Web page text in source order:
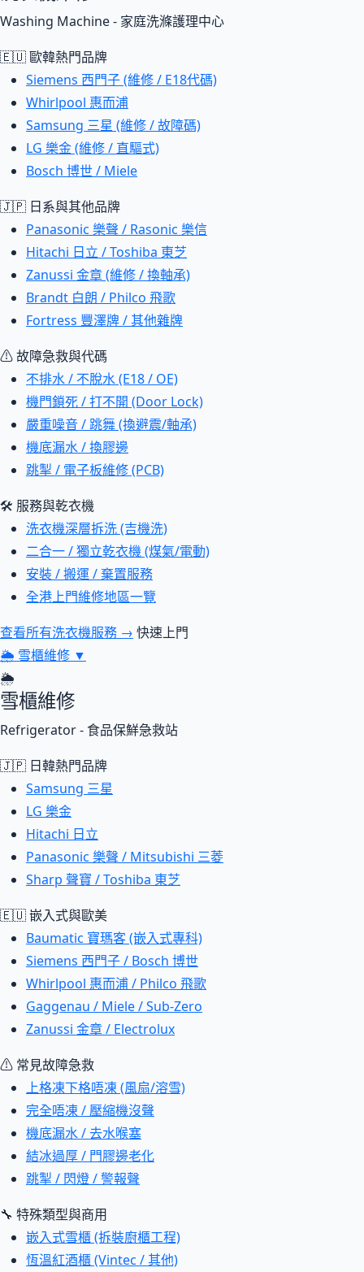
Washing Machine - 家庭洗滌護理中心
🇪🇺 歐韓熱門品牌
Siemens 西門子 (維修 / E18代碼)
Whirlpool 惠而浦
Samsung 三星 (維修 / 故障碼)
LG 樂金 (維修 / 直驅式)
Bosch 博世 / Miele
🇯🇵 日系與其他品牌
Panasonic 樂聲 / Rasonic 樂信
Hitachi 日立 / Toshiba 東芝
Zanussi 金章 (維修 / 換軸承)
Brandt 白朗 / Philco 飛歌
Fortress 豐澤牌 / 其他雜牌
⚠ 故障急救與代碼
不排水 / 不脫水 (E18 / OE)
機門鎖死 / 打不開 (Door Lock)
嚴重噪音 / 跳舞 (換避震/軸承)
機底漏水 / 換膠邊
跳掣 / 電子板維修 (PCB)
🛠 服務與乾衣機
洗衣機深層拆洗 (吉機洗)
二合一 / 獨立乾衣機 (煤氣/電動)
安裝 / 搬運 / 棄置服務
全港上門維修地區一覽
查看所有洗衣機服務 → 快速上門
🌦 雪櫃維修 ▼
🌦
雪櫃維修
Refrigerator - 食品保鮮急救站
🇯🇵 日韓熱門品牌
Samsung 三星
LG 樂金
Hitachi 日立
Panasonic 樂聲 / Mitsubishi 三菱
Sharp 聲寶 / Toshiba 東芝
🇪🇺 嵌入式與歐美
Baumatic 寶瑪客 (嵌入式專科)
Siemens 西門子 / Bosch 博世
Whirlpool 惠而浦 / Philco 飛歌
Gaggenau / Miele / Sub-Zero
Zanussi 金章 / Electrolux
⚠ 常見故障急救
上格凍下格唔凍 (風扇/溶雪)
完全唔凍 / 壓縮機沒聲
機底漏水 / 去水喉塞
結冰過厚 / 門膠邊老化
跳掣 / 閃燈 / 警報聲
🔧 特殊類型與商用
嵌入式雪櫃 (拆裝廚櫃工程)
恆溫紅酒櫃 (Vintec / 其他)